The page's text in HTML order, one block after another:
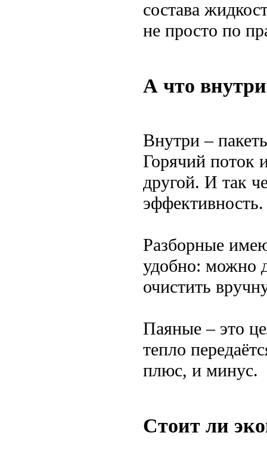
состава
не просто по
А что
Внутри –
Горячий поток
другой. И так
эффективность.
Разборные
удобно: можно
очистить
Паяные – это
тепло
плюс, и минус.
Стоит ли